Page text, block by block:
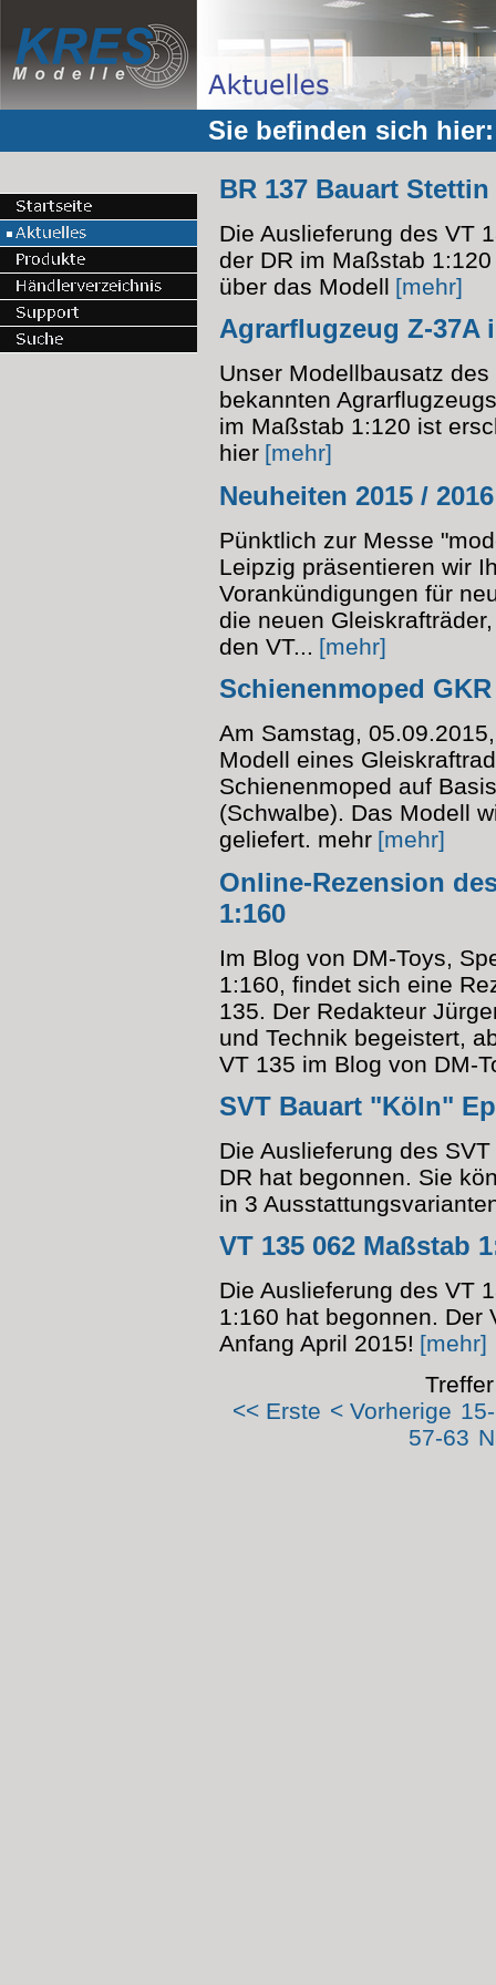
Sie befinden sich
BR 137 Bauart Stettin
Die Auslieferung des VT
der DR im Maßstab
über das Modell [mehr]
Agrarflugzeug Z-37A
Unser Modellbausatz
bekannten
im Maßstab 1:120 ist
hier [mehr]
Neuheiten 2015 / 2016
Pünktlich zur Messe
Leipzig präsentieren wir
Vorankündigungen für
die neuen
den VT... [mehr]
Schienenmoped
Am Samstag,
Modell eines
Schienenmoped auf
(Schwalbe). Das Modell
geliefert. mehr [mehr]
Online-Rezension
1:160
Im Blog von DM-Toys,
1:160, findet sich eine
135. Der Redakteur
und Technik begeistert,
VT 135 im Blog von DM-
SVT Bauart "Köln"
Die Auslieferung des
DR hat begonnen. Sie
in 3
VT 135 062 Maßstab
Die Auslieferung des VT
1:160 hat begonnen. Der
Anfang April 2015! [mehr]
<< Erste < Vorherige
57-63